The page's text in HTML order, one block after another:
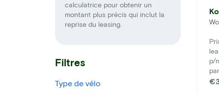
calculatrice pour obtenir un
montant plus précis qui inclut la
reprise du leasing.
Filtres
Type de vélo
p/